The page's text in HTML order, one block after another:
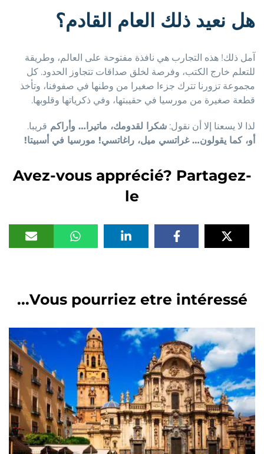
هل نعيد ذلك العام القادم؟
آمل ذلك! هذه التجارب هي نافذة مفتوحة على العالم، وطريقة
للتعلم خارج الكتب، وفرصة لخلق صداقات تتجاوز الحدود. كل
مجموعة تزورنا تترك جزءا صغيرا من وطنها في صفوفنا، وتأخذ
قطعة صغيرة من مورسيا في حقيبتها، وفي ذكرياتها وقلوبها.
لذا لا يسعنا إلا أن نقول: شكرا لقدومك، ماتيرا… وأراكم قريبا.
أو، كما يقولون… غراتسي ميل، راغاتسي! مورسيا في أسبيتا!
Avez-vous apprécié? Partagez-
le
Vous pourriez etre intéressé...